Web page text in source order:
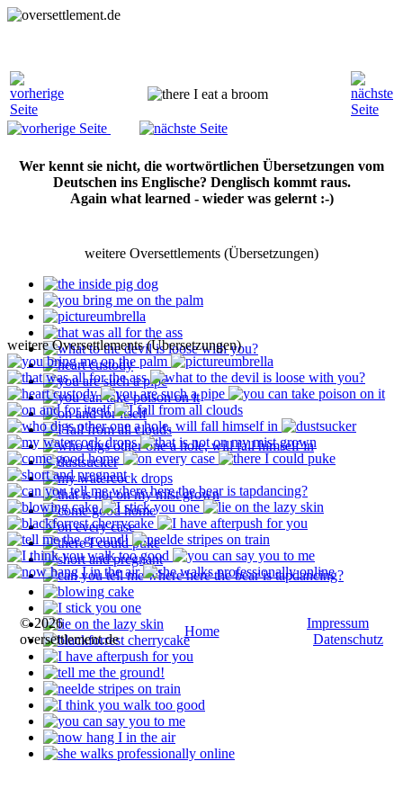
Wer kennt sie nicht, die wortwörtlichen Übersetzungen vom
Deutschen ins Englische? Denglisch kommt raus.
Again what learned - wieder was gelernt :-)
weitere Oversettlements (Übersetzungen)
weitere Oversettlements (Übersetzungen)
© 2026
oversettlement.de
Home
Impressum
Datenschutz